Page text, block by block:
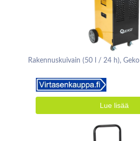
Rakennuskuivain (50 l / 24 h), Geko
Lue lisää